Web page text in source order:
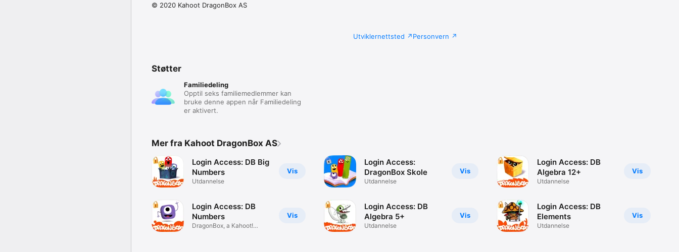
© 2020 Kahoot DragonBox AS
Utviklernettsted Personvern
Støtter
Familiedeling
Opptil seks familiemedlemmer kan
bruke denne appen når Familiedeling
er aktivert.
Mer fra Kahoot DragonBox AS
Vis
Login Access: DB Big
Numbers
Utdannelse
Vis
Login Access: DB
Numbers
DragonBox, a Kahoot!
Vis
Login Access:
DragonBox Skole
Utdannelse
Vis
Login Access: DB
Algebra 5+
Utdannelse
Vis
Login Access: DB
Algebra 12+
Utdannelse
Vis
Login Access: DB
Elements
Utdannelse